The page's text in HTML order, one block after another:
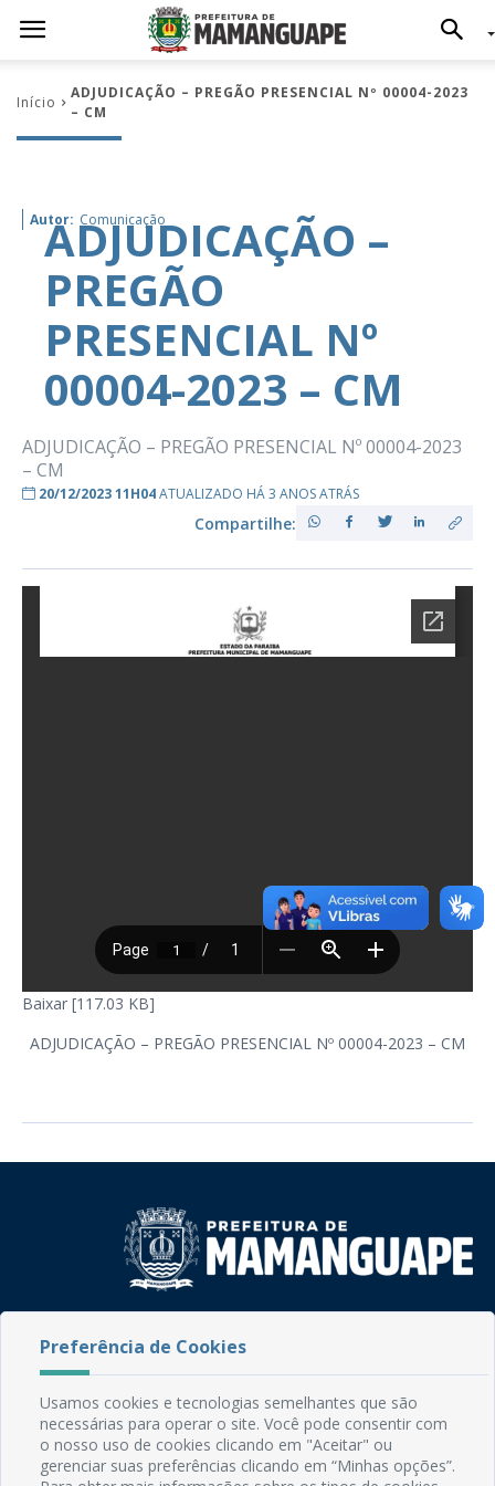
Início
ADJUDICAÇÃO – PREGÃO PRESENCIAL Nº 00004-2023
– CM
Autor: Comunicação
ADJUDICAÇÃO –
PREGÃO
PRESENCIAL Nº
00004-2023 – CM
ADJUDICAÇÃO – PREGÃO PRESENCIAL Nº 00004-2023
– CM
20/12/2023 11H04ATUALIZADO HÁ 3 ANOS ATRÁS
Compartilhe:
Baixar [117.03 KB]
ADJUDICAÇÃO – PREGÃO PRESENCIAL Nº 00004-2023 – CM
CEP: 58.280-000 - Mamanguape/PB
Fone: (83) 3292-2246
Email: comunicacao@mamanguape.pb.gov.br
Expediente: Segunda à Sexta, das 08h às 13h
Mapa do Site
Preferência de Cookies
Usamos cookies e tecnologias semelhantes que são
necessárias para operar o site. Você pode consentir com
o nosso uso de cookies clicando em "Aceitar" ou
gerenciar suas preferências clicando em “Minhas opções”.